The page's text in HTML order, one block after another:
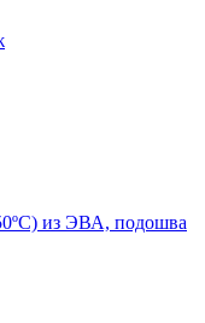
из ЭВА, подошва